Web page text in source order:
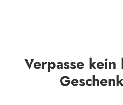
Verpasse kein